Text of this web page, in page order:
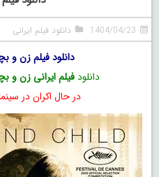
1404/04/23 دانلود فیلم ایرانی
دانلود فیلم زن و
دانلودفیلم ایرانی زن و
در حال اکران در